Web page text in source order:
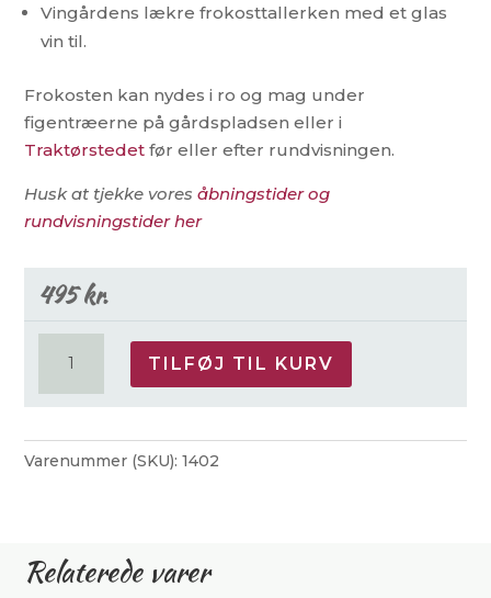
Vingårdens lækre frokosttallerken med et glas
vin til.
Frokosten kan nydes i ro og mag under
figentræerne på gårdspladsen eller i
Traktørstedet før eller efter rundvisningen.
Husk at tjekke voresåbningstider og
rundvisningstider her
495kr.
Rundvisning
TILFØJ TIL KURV
Varenummer (SKU):1402
Relaterede varer